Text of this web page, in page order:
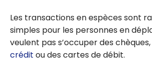
Les transactions en espèces sont
simples pour les personnes en
veulent pas s’occuper des chèques,
crédit ou des cartes de débit.